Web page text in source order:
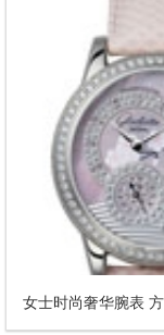
女士时尚奢华腕表